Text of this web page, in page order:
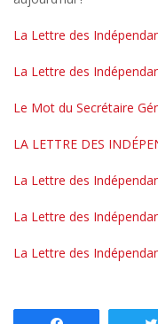
La Lettre des
La Lettre des
Le Mot du Secrétaire
LA LETTRE DES
La Lettre des
La Lettre des
La Lettre des